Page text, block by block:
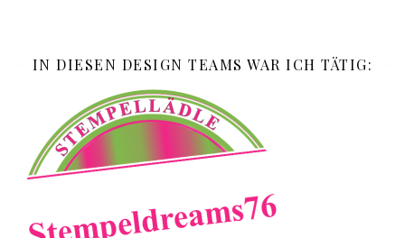
IN DIESEN DESIGN TEAMS WAR ICH TÄTIG: